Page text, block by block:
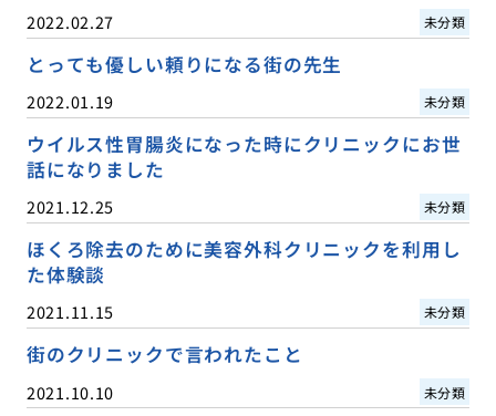
2022.02.27 未分類
とっても優しい頼りになる街の先生
2022.01.19 未分類
ウイルス性胃腸炎になった時にクリニックにお世
話になりました
2021.12.25 未分類
ほくろ除去のために美容外科クリニックを利用し
た体験談
2021.11.15 未分類
街のクリニックで言われたこと
2021.10.10 未分類